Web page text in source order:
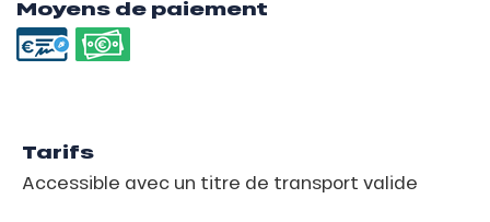
Moyens de paiement
Tarifs
Accessible avec un titre de transport valide